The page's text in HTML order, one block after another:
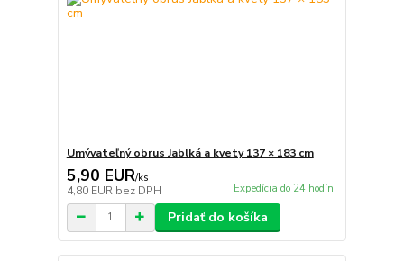
Umývateľný obrus Jablká a kvety 137 × 183 cm
5,90 EUR/ks
4,80 EUR bez DPH Expedícia do 24 hodín
Pridať do košíka